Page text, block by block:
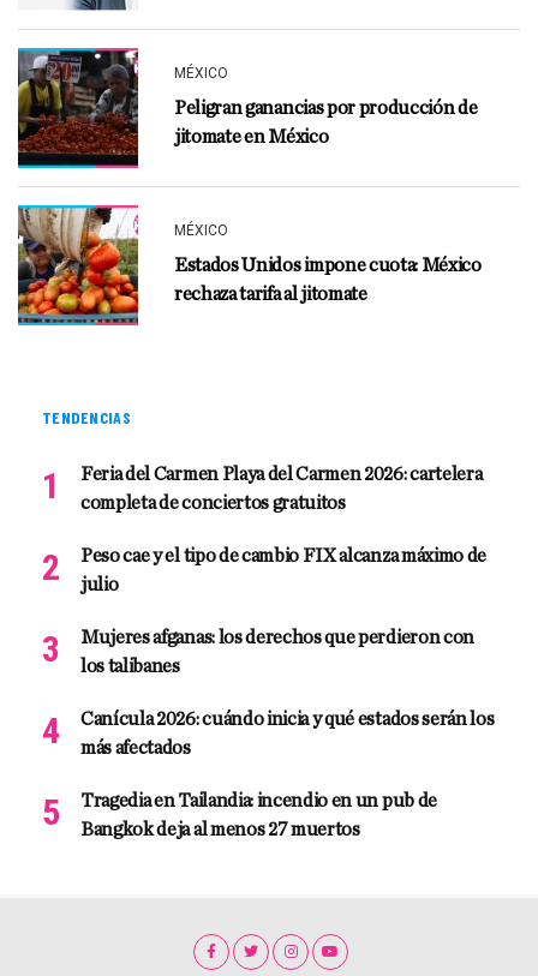
MÉXICO
Peligran ganancias por producción de
jitomate en México
MÉXICO
Estados Unidos impone cuota: México
rechaza tarifa al jitomate
TENDENCIAS
Feria del Carmen Playa del Carmen 2026: cartelera
completa de conciertos gratuitos
Peso cae y el tipo de cambio FIX alcanza máximo de
julio
Mujeres afganas: los derechos que perdieron con
los talibanes
Canícula 2026: cuándo inicia y qué estados serán los
más afectados
Tragedia en Tailandia: incendio en un pub de
Bangkok deja al menos 27 muertos